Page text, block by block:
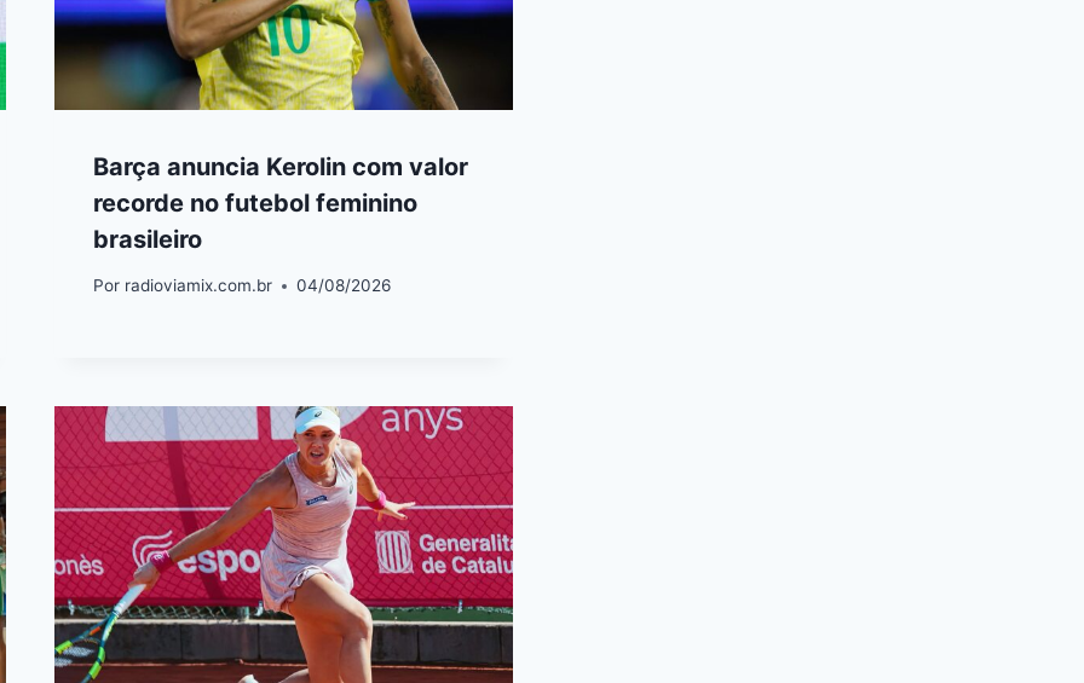
Barça anuncia Kerolin com valor
recorde no futebol feminino
brasileiro
Por radioviamix.com.br 04/08/2026